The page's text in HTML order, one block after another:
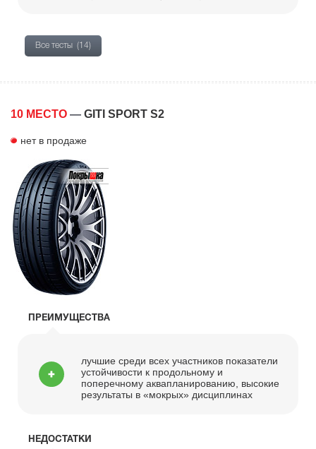
Все тесты (14)
10 МЕСТО — GITI SPORT S2
нет в продаже
ПРЕИМУЩЕСТВА
лучшие среди всех участников показатели
устойчивости к продольному и
поперечному аквапланированию, высокие
результаты в «мокрых» дисциплинах
НЕДОСТАТКИ